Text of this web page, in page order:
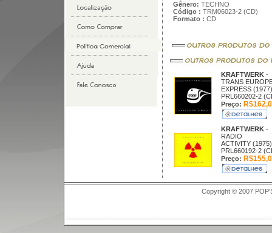
Gênero: TECHNO
Código : TRM06023-2 (CD)
Formato : CD
KRAFTWERK -
TRANS
EXPRESS (1977)
PRL660202-2
Preço:
KRAFTWERK -
RADIO
ACTIVITY (1975)
PRL660192-2
Preço:
Copyright © 2007